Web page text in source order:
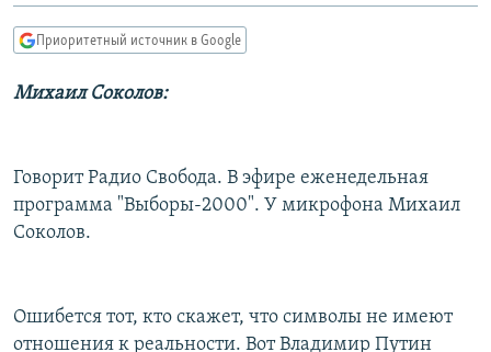
главной
навигации
КУЛЬТУРА
IDEL.РЕАЛИИ
КАВКАЗ.РЕАЛИИ
СИБИРЬ.РЕАЛИИ
РАСПИСАНИЕ ВЕЩАНИЯ
СОЦИАЛЬНЫЕ СЕТИ
Приоритетный источник в Google
Михаил Соколов:
Говорит Радио Свобода. В эфире еженедельная
программа "Выборы-2000". У микрофона Михаил
Соколов.
Ошибется тот, кто скажет, что символы не имеют
отношения к реальности. Вот Владимир Путин